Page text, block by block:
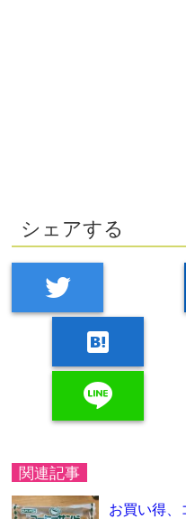
シェアする
twitter
hatenabookmark
line
関連記事
お買い得、